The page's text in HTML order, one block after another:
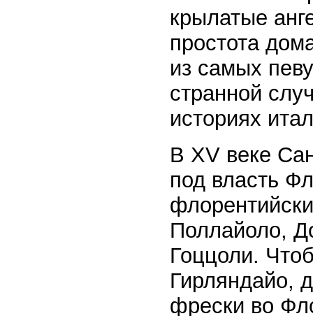
крылатые
простота
из самых
странной
историях
В XV веке
под власть
Поллайоло,
Гоццоли.
Гирляндайо,
фрески во